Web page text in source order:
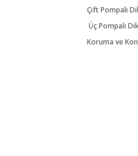
Çift Pompalı
Üç Pompalı
Koruma ve